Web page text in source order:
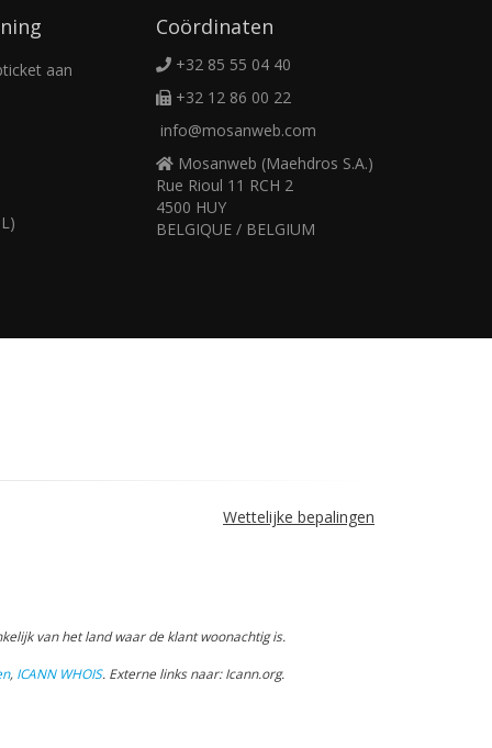
aan
Coördinaten
+32 85 55 04 40
+32 12 86 00 22
info@mosanweb.com
Mosanweb (Maehdros S.A.)
Rue Rioul 11 RCH 2
4500 HUY
BELGIQUE / BELGIUM
Wettelijke bepalingen
van het land waar de klant woonachtig is.
, ICANN WHOIS. Externe links naar: Icann.org.